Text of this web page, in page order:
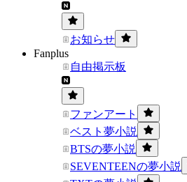
お知らせ
Fanplus
自由掲示板
ファンアート
ベスト夢小説
BTSの夢小説
SEVENTEENの夢小説